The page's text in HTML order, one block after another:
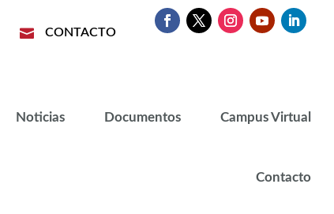
 CONTACTO
Noticias Documentos Campus Virtual
Contacto